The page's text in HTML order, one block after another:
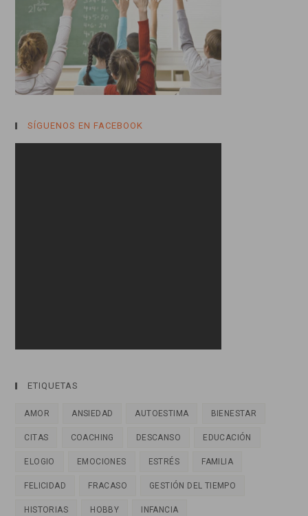
SÍGUENOS EN FACEBOOK
ETIQUETAS
AMOR ANSIEDAD AUTOESTIMA BIENESTAR
CITAS COACHING DESCANSO EDUCACIÓN
ELOGIO EMOCIONES ESTRÉS FAMILIA
FELICIDAD FRACASO GESTIÓN DEL TIEMPO
HISTORIAS HOBBY INFANCIA